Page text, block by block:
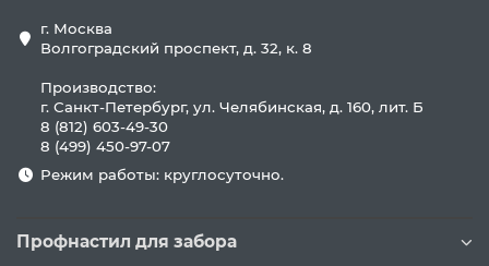
г. Москва
Волгоградский проспект, д. 32, к. 8
Производство:
г. Санкт-Петербург, ул. Челябинская, д. 160, лит. Б
8 (812) 603-49-30
8 (499) 450-97-07
Режим работы: круглосуточно.
Профнастил для забора